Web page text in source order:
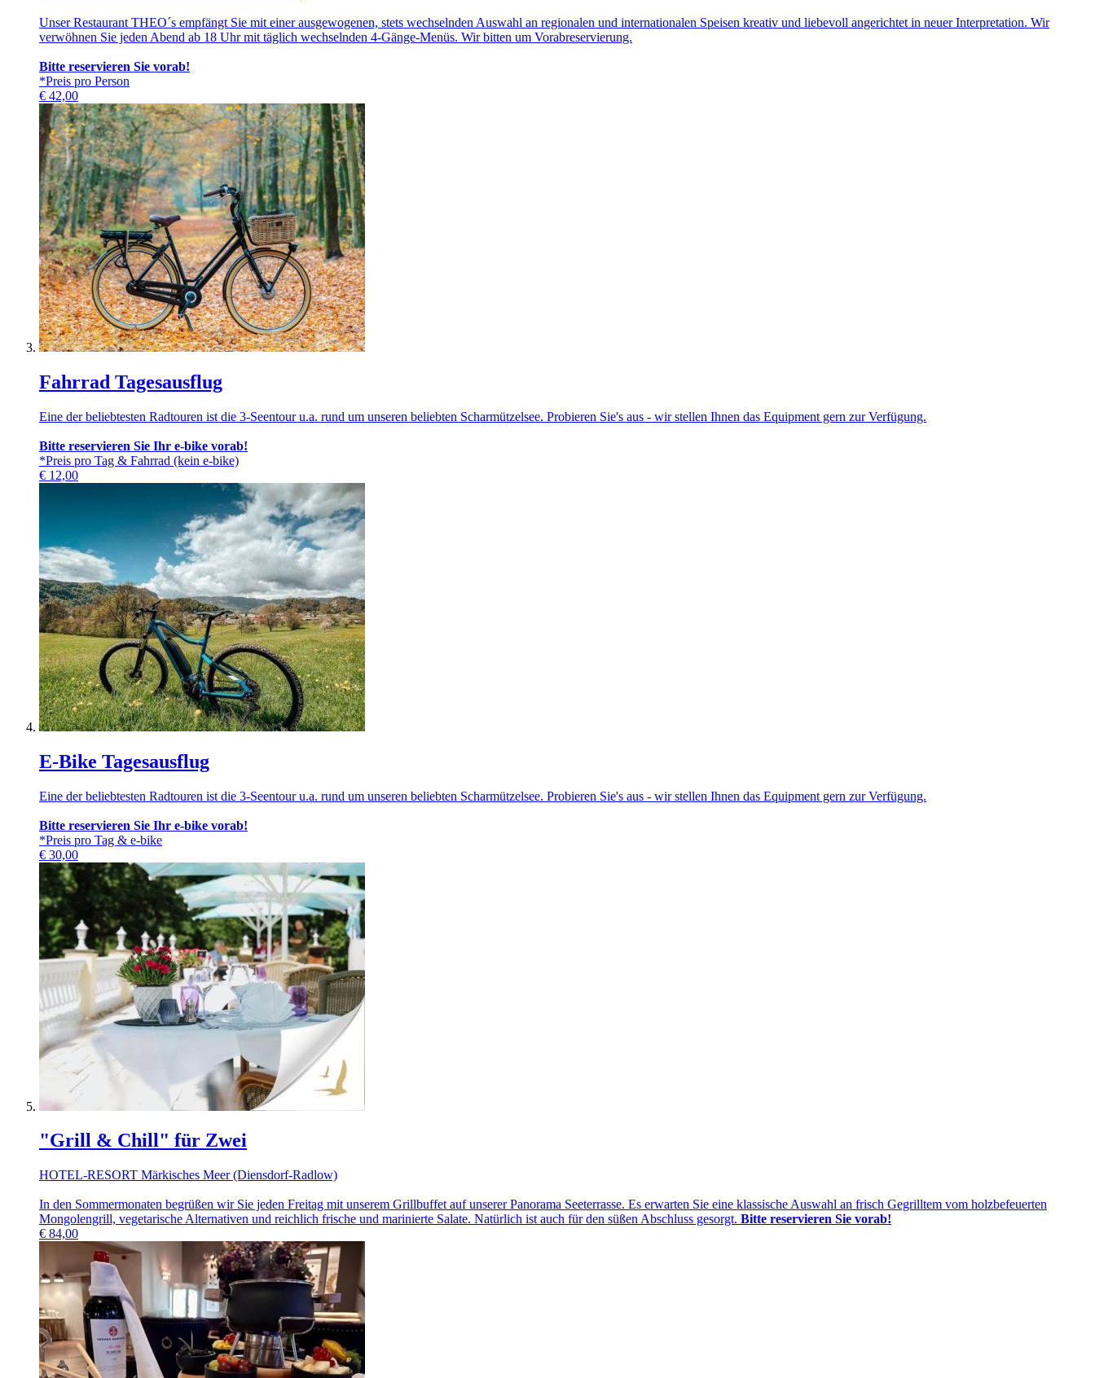
Unser Restaurant THEO´s empfängt Sie mit einer ausgewogenen, stets wechselnden Auswahl an regionalen und internationalen Speisen kreativ und liebevoll angerichtet in neuer Interpretation. Wir
verwöhnen Sie jeden Abend ab 18 Uhr mit täglich wechselnden 4-Gänge-Menüs. Wir bitten um Vorabreservierung.
Bitte reservieren Sie vorab!
*Preis pro Person
€ 42,00
Fahrrad Tagesausflug
Eine der beliebtesten Radtouren ist die 3-Seentour u.a. rund um unseren beliebten Scharmützelsee. Probieren Sie's aus - wir stellen Ihnen das Equipment gern zur Verfügung.
Bitte reservieren Sie Ihr e-bike vorab!
*Preis pro Tag & Fahrrad (kein e-bike)
€ 12,00
E-Bike Tagesausflug
Eine der beliebtesten Radtouren ist die 3-Seentour u.a. rund um unseren beliebten Scharmützelsee. Probieren Sie's aus - wir stellen Ihnen das Equipment gern zur Verfügung.
Bitte reservieren Sie Ihr e-bike vorab!
*Preis pro Tag & e-bike
€ 30,00
"Grill & Chill" für Zwei
HOTEL-RESORT Märkisches Meer (Diensdorf-Radlow)
In den Sommermonaten begrüßen wir Sie jeden Freitag mit unserem Grillbuffet auf unserer Panorama Seeterrasse. Es erwarten Sie eine klassische Auswahl an frisch Gegrilltem vom holzbefeuerten
Mongolengrill, vegetarische Alternativen und reichlich frische und marinierte Salate. Natürlich ist auch für den süßen Abschluss gesorgt. Bitte reservieren Sie vorab!
€ 84,00